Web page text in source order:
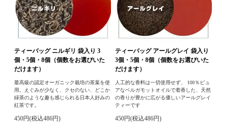
ティーバッグ ニルギリ 袋入り 3
個・5個・8個（個数をお選びいた
だけます）
最高級の認定オーガニック栽培の茶葉を使
用。えぐみが少なく、クセのない、どこか
緑茶のような趣も感じられる日本人好みの
紅茶です。
450円(税込486円)
ティーバッグ アールグレイ 袋入り
3個・5個・8個（個数をお選びいた
だけます）
人工的な香料は一切使用せず、 100％ピュ
アなベルガモットオイルで着香した、天然
の香りが豊かに広がる優しいアールグレイ
ティーです
450円(税込486円)